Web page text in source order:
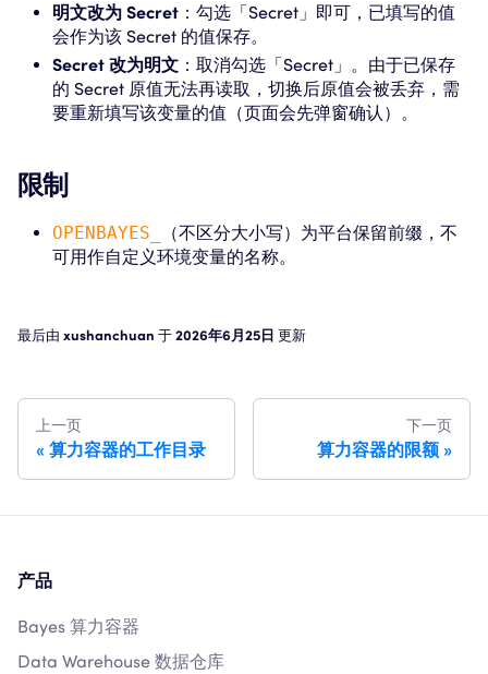
明文改为 Secret ：勾选「Secret」即可，已填写的值
会作为该 Secret 的值保存。
Secret 改为明文 ：取消勾选「Secret」。由于已保存
的 Secret 原值无法再读取，切换后原值会被丢弃，需
要重新填写该变量的值（页面会先弹窗确认）。
限制
OPENBAYES_
（不区分大小写）为平台保留前缀，不
可用作自定义环境变量的名称。
最后由 xushanchuan 于2026年6月25日 更新
上一页
算力容器的工作目录
下一页
算力容器的限额
产品
Bayes 算力容器
Data Warehouse 数据仓库